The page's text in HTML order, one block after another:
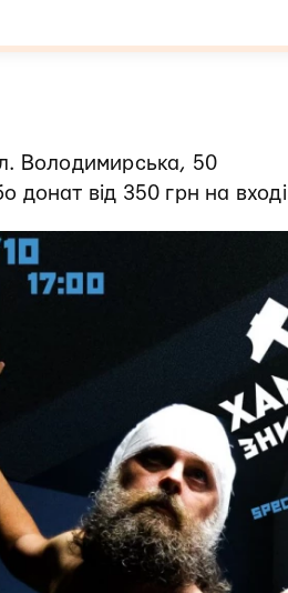
Володимирська, 50
донат від 350 грн на вході